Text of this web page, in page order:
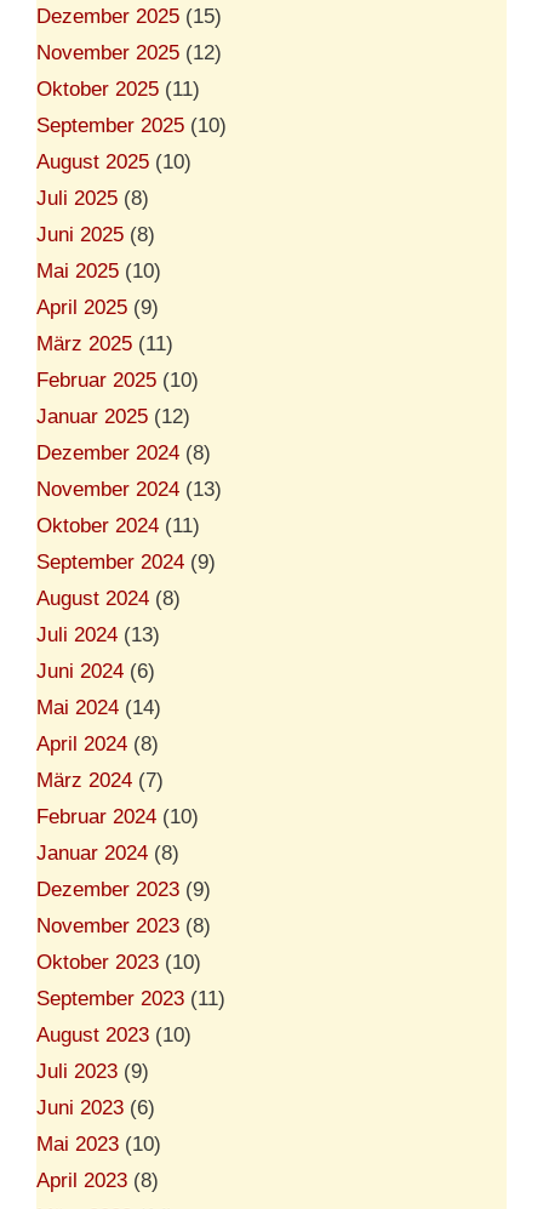
Dezember 2025 (15)
November 2025 (12)
Oktober 2025 (11)
September 2025 (10)
August 2025 (10)
Juli 2025 (8)
Juni 2025 (8)
Mai 2025 (10)
April 2025 (9)
März 2025 (11)
Februar 2025 (10)
Januar 2025 (12)
Dezember 2024 (8)
November 2024 (13)
Oktober 2024 (11)
September 2024 (9)
August 2024 (8)
Juli 2024 (13)
Juni 2024 (6)
Mai 2024 (14)
April 2024 (8)
März 2024 (7)
Februar 2024 (10)
Januar 2024 (8)
Dezember 2023 (9)
November 2023 (8)
Oktober 2023 (10)
September 2023 (11)
August 2023 (10)
Juli 2023 (9)
Juni 2023 (6)
Mai 2023 (10)
April 2023 (8)